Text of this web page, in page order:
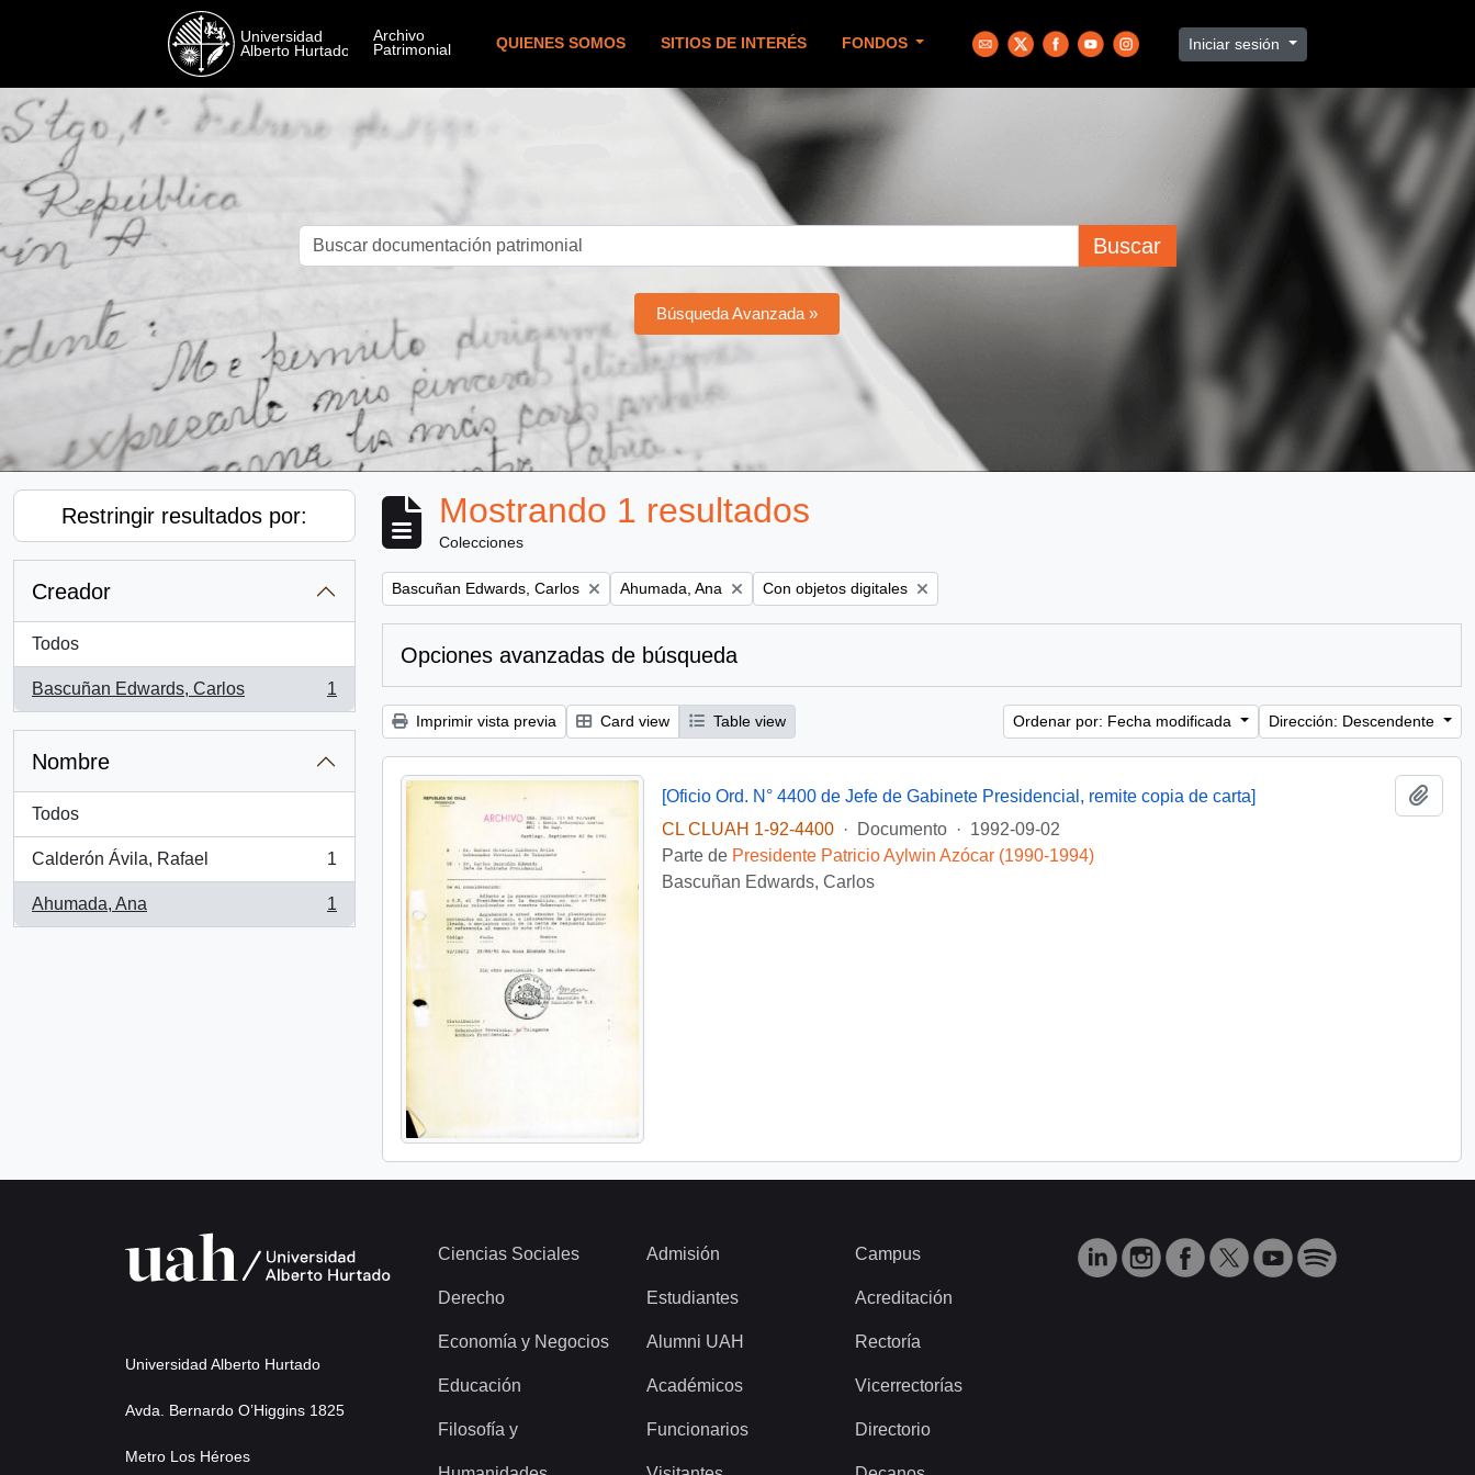
QUIENES SOMOS SITIOS DE INTERÉS FONDOS Iniciar sesión
Buscar
Búsqueda Avanzada »
Restringir resultados por:
Creador
Todos
Bascuñan Edwards, Carlos
, 1 resultados
1
Nombre
Todos
Calderón Ávila, Rafael
, 1 resultados
1
Ahumada, Ana
, 1 resultados
1
Mostrando 1 resultados
Colecciones
Remove filter:
Bascuñan Edwards, Carlos Remove filter:
Ahumada, Ana Remove filter:
Con objetos digitales
Opciones avanzadas de búsqueda
Imprimir vista previa Card view Table view Ordenar por: Fecha modificada Dirección: Descendente
[Oficio Ord. N° 4400 de Jefe de Gabinete Presidencial, remite copia de carta]
CL CLUAH 1-92-4400
· Documento · 1992-09-02
Parte de Presidente Patricio Aylwin Azócar (1990-1994)
Bascuñan Edwards, Carlos
Universidad Alberto Hurtado
Avda. Bernardo O’Higgins 1825
Metro Los Héroes
Ciencias Sociales
Derecho
Economía y Negocios
Educación
Filosofía y
Admisión
Estudiantes
Alumni UAH
Académicos
Funcionarios
Campus
Acreditación
Rectoría
Vicerrectorías
Directorio